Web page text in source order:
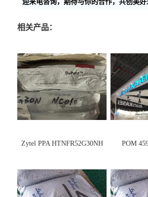
迎来电咨询，期待与你的合作，共创美好
相关产品：
Zytel PPA HTNFR52G30NH POM